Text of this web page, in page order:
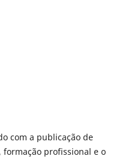
com a publicação de
profissional e o